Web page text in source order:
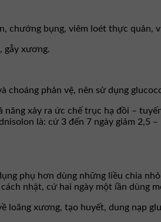
chướng bụng, viêm loét thực quản,
gẫy xương.
choáng phản vệ, nên sử dụng
năng xảy ra ức chế trục hạ đồi –
là: cứ 3 đến 7 ngày giảm 2,5
phụ hơn dùng những liều chia
nhật, cứ hai ngày một íần dùng
loãng xương, tạo huyết, dung nạp